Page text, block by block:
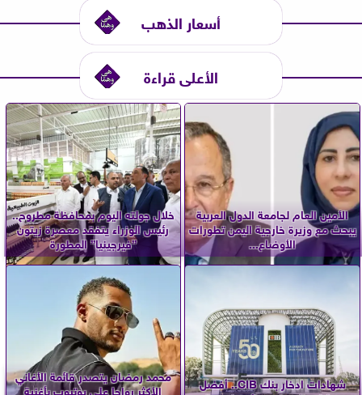
أسعار الذهب
الأعلى قراءة
الأمين العام لجامعة الدول العربية
يبحث مع وزيرة خارجية اليمن تطورات
الأوضاع...
خلال جولته اليوم بمحافظة مطروح..
رئيس الوزراء يتفقد معصرة زيتون
”فيرجينيا” المطورة
شهادات ادخار بنك CIB.. أفضل محمد رمضان يتصدر قائمة الأغاني
الأكثر رواجا على يوتيوب بأغنية